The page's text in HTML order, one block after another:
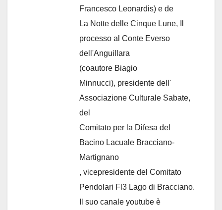
Francesco Leonardis) e de
La Notte delle Cinque Lune, Il
processo al Conte Everso
dell'Anguillara
(coautore Biagio
Minnucci), presidente dell'
Associazione Culturale Sabate,
del
Comitato per la Difesa del
Bacino Lacuale Bracciano-
Martignano
, vicepresidente del Comitato
Pendolari Fl3 Lago di Bracciano.
Il suo canale youtube è